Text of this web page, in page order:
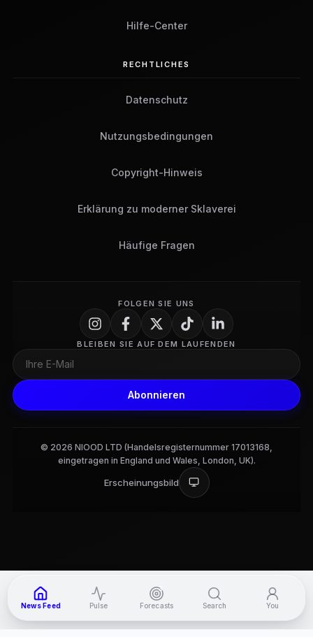
Hilfe-Center
RECHTLICHES
Datenschutz
Nutzungsbedingungen
Copyright-Hinweis
Erklärung zu moderner Sklaverei
Häufige Fragen
FOLGEN SIE UNS
BLEIBEN SIE AUF DEM LAUFENDEN
Abonnieren
© 2026 NIOOD LTD (Handelsregisternummer 17013168,
eingetragen in England und Wales, London, UK).
Erscheinungsbild
News Feed Pulse
3
Forecasts Search You